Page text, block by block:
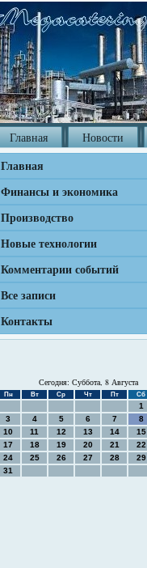
Главная Новости
Главная
Финансы и экономика
Производство
Новые технологии
Комментарии событий
Все записи
Контакты
Сегодня: Суббота, 8 Августа
Пн Вт Ср Чт Пт Сб
1
3
4 5 6 7 8
10
11 12 13 14 15
17
18 19 20 21 22
24
25 26 27 28 29
31